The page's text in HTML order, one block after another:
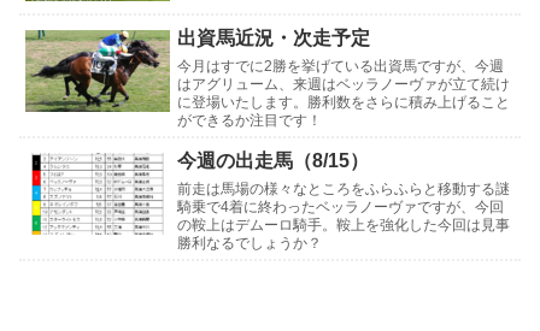
出資馬近況・次走予定
今月はすでに2勝を挙げている出資馬ですが、今週
はアグリューム、来週はベッラノーヴァが立て続け
に登場いたします。勝利数をさらに積み上げること
ができるか注目です！
今週の出走馬（8/15）
前走は馬場の様々なところをふらふらと移動する謎
騎乗で4着に終わったベッラノーヴァですが、今回
の鞍上はデムーロ騎手。鞍上を強化した今回は見事
勝利なるでしょうか？